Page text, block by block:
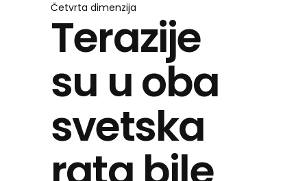
Četvrta dimenzija
Terazije
su u oba
svetska